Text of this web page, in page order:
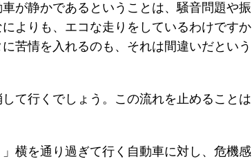
が静かであるということは、騒音問題や振
よりも、エコな走りをしているわけですか
苦情を入れるのも、それは間違いだという
て行くでしょう。この流れを止めることは
横を通り過ぎて行く自動車に対し、危機感